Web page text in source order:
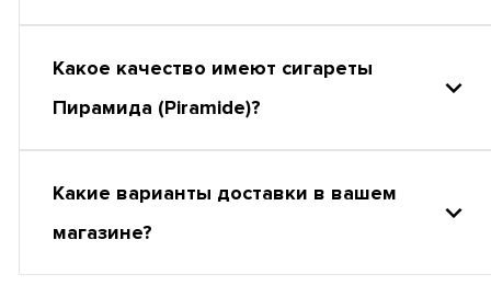
Какое качество имеют сигареты
Пирамида (Piramide)?
Какие варианты доставки в вашем
магазине?